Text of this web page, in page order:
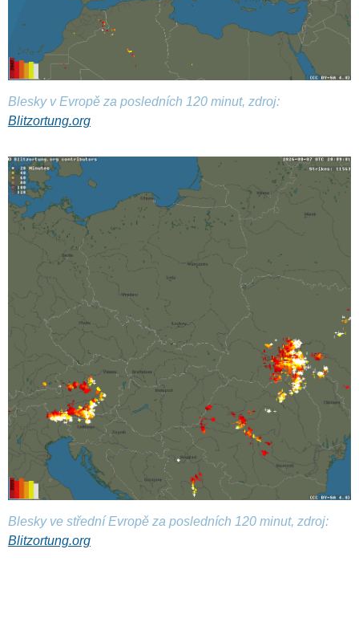
Blesky v Evropě za posledních 120 minut, zdroj:
Blitzortung.org
Blesky ve střední Evropě za posledních 120 minut, zdroj:
Blitzortung.org